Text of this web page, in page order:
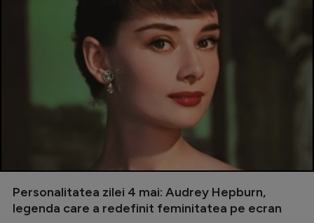
Personalitatea zilei 4 mai: Audrey Hepburn,
legenda care a redefinit feminitatea pe ecran